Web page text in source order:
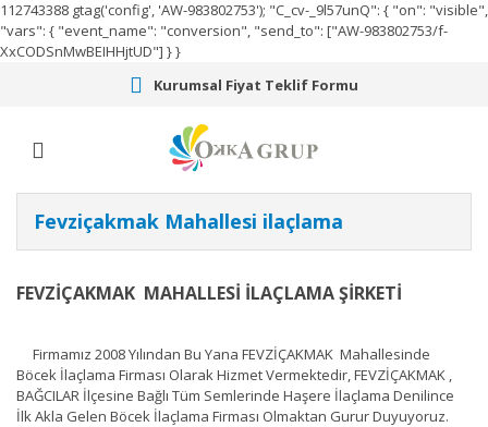
112743388 gtag('config', 'AW-983802753'); "C_cv-_9l57unQ": { "on": "visible",
"vars": { "event_name": "conversion", "send_to": ["AW-983802753/f-
XxCODSnMwBEIHHjtUD"] } }
Kurumsal Fiyat Teklif Formu
Fevziçakmak Mahallesi ilaçlama
FEVZİÇAKMAK MAHALLESİ İLAÇLAMA ŞİRKETİ
Firmamız 2008 Yılından Bu Yana FEVZİÇAKMAK Mahallesinde
Böcek İlaçlama Firması Olarak Hizmet Vermektedir, FEVZİÇAKMAK ,
BAĞCILAR İlçesine Bağlı Tüm Semlerinde Haşere İlaçlama Denilince
İlk Akla Gelen Böcek İlaçlama Firması Olmaktan Gurur Duyuyoruz.